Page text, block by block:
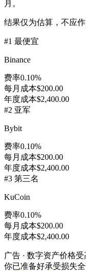
月。
结果仅为估算，不应
#1 最便宜
Binance
费率0.10%
每月成本$200.00
年度成本$2,400.00
#2 亚军
Bybit
费率0.10%
每月成本$200.00
年度成本$2,400.00
#3 第三名
KuCoin
费率0.10%
每月成本$200.00
年度成本$2,400.00
广告 · 数字资产价格受
你已准备好承受损失